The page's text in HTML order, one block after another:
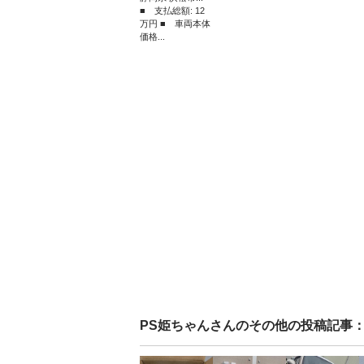
■ 支払総額: 12
万円 ■ 車両本体
価格...
PS姫ちゃんさんのその他の投稿記事